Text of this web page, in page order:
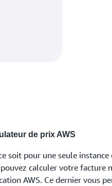
de prix AWS
soit pour une seule
calculer votre facture
AWS. Ce dernier vous